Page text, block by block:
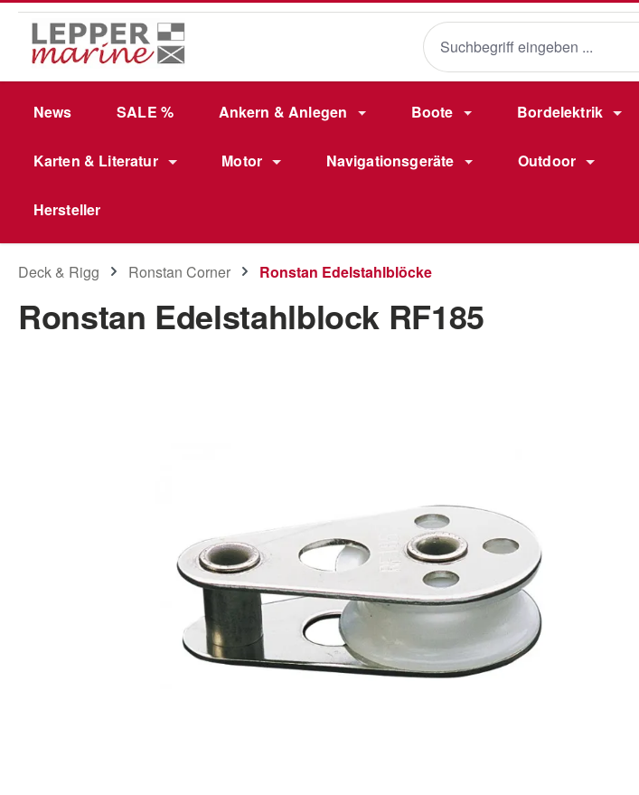
Hauptinhalt springen
Zur Suche springen
Zur Hauptnavigation springen
News SALE % Ankern & Anlegen Boote Bordelektrik
Karten & Literatur Motor Navigationsgeräte Outdoor
Hersteller
Deck & Rigg Ronstan Corner Ronstan Edelstahlblöcke
Ronstan Edelstahlblock RF185